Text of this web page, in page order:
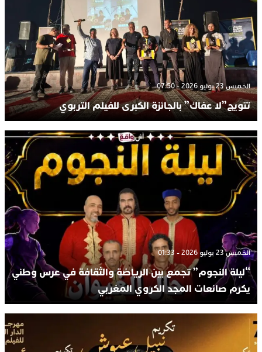
الخميس 23 يوليو 2026 - 07:50
تتويج”لا عفاك” بالجائزة الكبرى للفيلم التربوي
الخميس 23 يوليو 2026 - 01:33
“ليلة النجوم” تجمع بين الرياضة والثقافة في عرس وطني
يكرم صانعات المجد الكروي المغربي